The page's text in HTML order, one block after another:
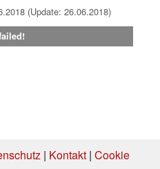
(Update: 26.06.2018)
| Kontakt| Cookie